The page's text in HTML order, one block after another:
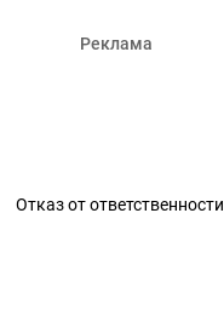
Реклама
Отказ от ответственности